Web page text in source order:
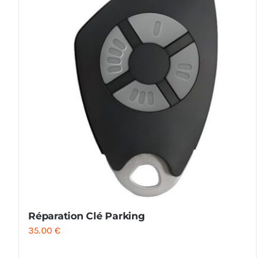
Réparation Clé Parking
35.00€